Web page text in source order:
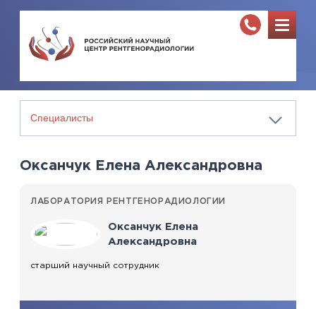
Оксанчук Елена Александровна
ЛАБОРАТОРИЯ РЕНТГЕНОРАДИОЛОГИИ
Оксанчук Елена
Александровна
старший научный сотрудник